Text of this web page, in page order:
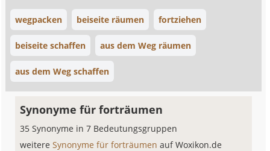
wegpacken beiseite räumen fortziehen
beiseite schaffen aus dem Weg räumen
aus dem Weg schaffen
Synonyme für forträumen
35 Synonyme in 7 Bedeutungsgruppen
weitereSynonyme für forträumenauf Woxikon.de